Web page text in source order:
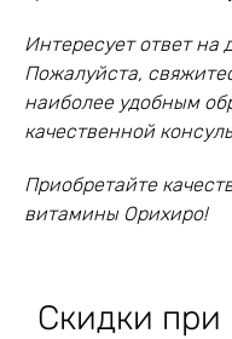
Интересует ответ на
Пожалуйста,
наиболее удобным
качественной
Приобретайте
витамины Орихиро!
Скидки при